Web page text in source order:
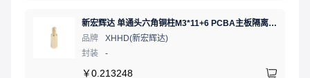
新宏辉达 单通头六角铜柱M3*11+6 PCBA主板隔离螺柱
品牌
XHHD(新宏辉达)
封装
-
￥0.213248